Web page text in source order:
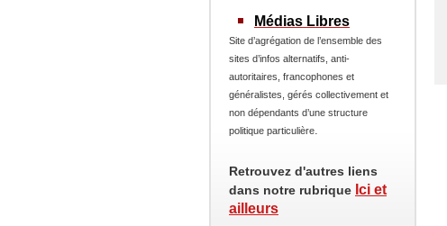
Médias Libres
Site d’agrégation de l’ensemble des
sites d’infos alternatifs, anti-
autoritaires, francophones et
généralistes, gérés collectivement et
non dépendants d’une structure
politique particulière.
Retrouvez d'autres liens
dans notre rubrique Ici et
ailleurs